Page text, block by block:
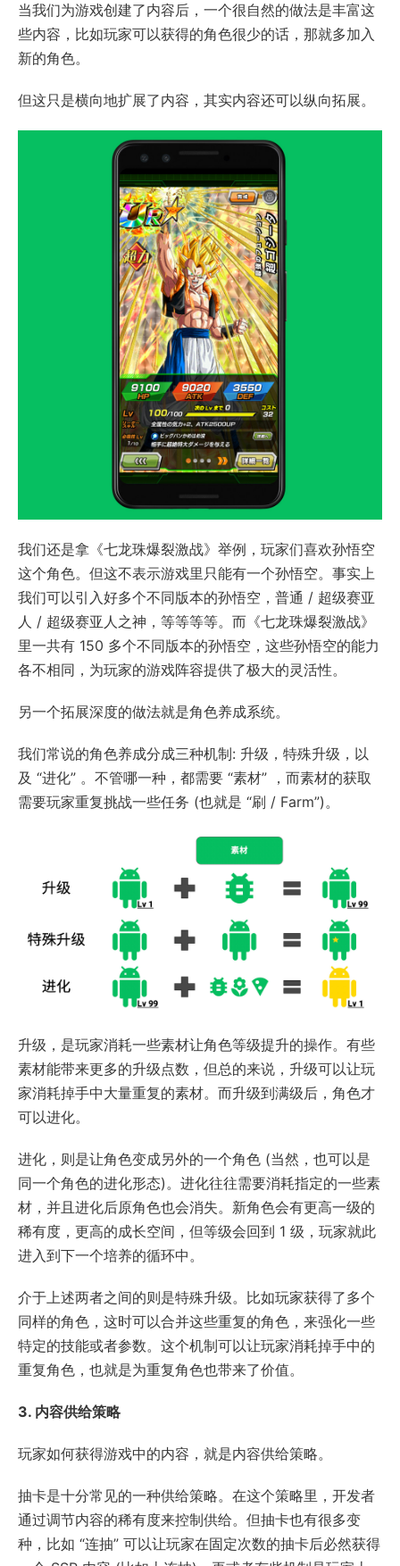
当我们为游戏创建了内容后，一个很自然的做法是丰富这
些内容，比如玩家可以获得的角色很少的话，那就多加入
新的角色。
但这只是横向地扩展了内容，其实内容还可以纵向拓展。
我们还是拿《七龙珠爆裂激战》举例，玩家们喜欢孙悟空
这个角色。但这不表示游戏里只能有一个孙悟空。事实上
我们可以引入好多个不同版本的孙悟空，普通 / 超级赛亚
人 / 超级赛亚人之神，等等等等。而《七龙珠爆裂激战》
里一共有 150 多个不同版本的孙悟空，这些孙悟空的能力
各不相同，为玩家的游戏阵容提供了极大的灵活性。
另一个拓展深度的做法就是角色养成系统。
我们常说的角色养成分成三种机制: 升级，特殊升级，以
及 “进化” 。不管哪一种，都需要 “素材” ，而素材的获取
需要玩家重复挑战一些任务 (也就是 “刷 / Farm”)。
升级，是玩家消耗一些素材让角色等级提升的操作。有些
素材能带来更多的升级点数，但总的来说，升级可以让玩
家消耗掉手中大量重复的素材。而升级到满级后，角色才
可以进化。
进化，则是让角色变成另外的一个角色 (当然，也可以是
同一个角色的进化形态)。进化往往需要消耗指定的一些素
材，并且进化后原角色也会消失。新角色会有更高一级的
稀有度，更高的成长空间，但等级会回到 1 级，玩家就此
进入到下一个培养的循环中。
介于上述两者之间的则是特殊升级。比如玩家获得了多个
同样的角色，这时可以合并这些重复的角色，来强化一些
特定的技能或者参数。这个机制可以让玩家消耗掉手中的
重复角色，也就是为重复角色也带来了价值。
3. 内容供给策略
玩家如何获得游戏中的内容，就是内容供给策略。
抽卡是十分常见的一种供给策略。在这个策略里，开发者
通过调节内容的稀有度来控制供给。但抽卡也有很多变
种，比如 “连抽” 可以让玩家在固定次数的抽卡后必然获得